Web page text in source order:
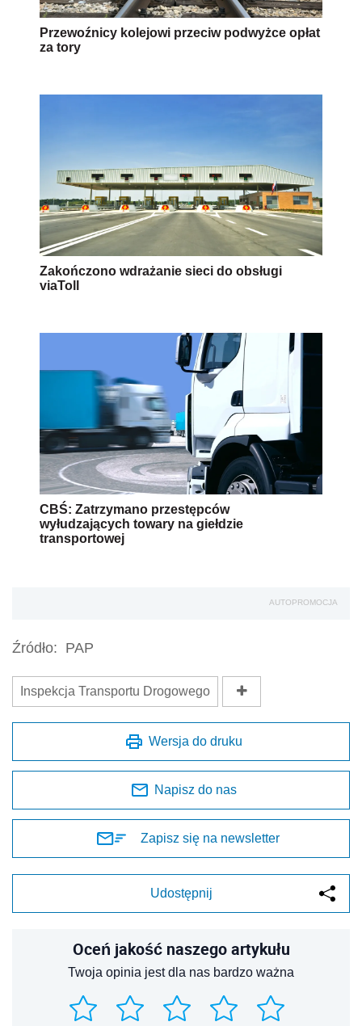
Przewoźnicy kolejowi przeciw podwyżce opłat
za tory
Zakończono wdrażanie sieci do obsługi
viaToll
CBŚ: Zatrzymano przestępców
wyłudzających towary na giełdzie
transportowej
AUTOPROMOCJA
Źródło: PAP
Inspekcja Transportu Drogowego
Wersja do druku
Napisz do nas
Zapisz się na newsletter
Udostępnij
Oceń jakość naszego artykułu
Twoja opinia jest dla nas bardzo ważna